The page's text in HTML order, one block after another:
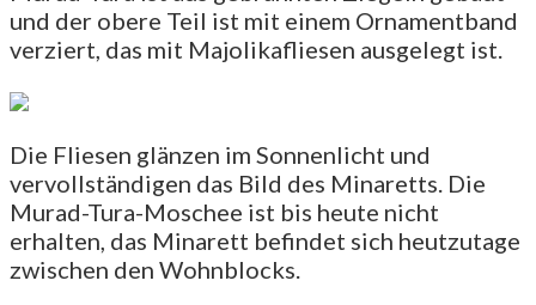
und der obere Teil ist mit einem Ornamentband
verziert, das mit Majolikafliesen ausgelegt ist.
Die Fliesen glänzen im Sonnenlicht und
vervollständigen das Bild des Minaretts. Die
Murad-Tura-Moschee ist bis heute nicht
erhalten, das Minarett befindet sich heutzutage
zwischen den Wohnblocks.